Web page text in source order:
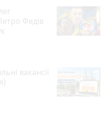
Федів
вакансії